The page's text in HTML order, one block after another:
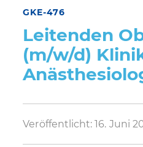
GKE-476
Leitenden
(m/w/d)
Veröffentlicht:16. Juni